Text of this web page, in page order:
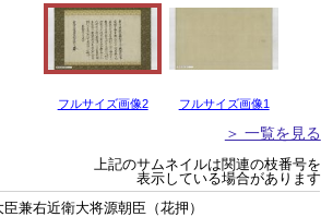
フルサイズ画像2 フルサイズ画像1
＞ 一覧を見る
上記のサムネイルは関連の枝番号を
表示している場合があります
臣兼右近衛大将源朝臣（花押）